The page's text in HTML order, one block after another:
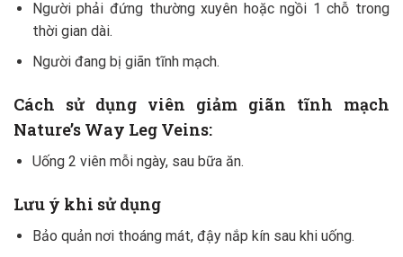
Người phải đứng thường xuyên hoặc ngồi 1 chỗ trong
thời gian dài.
Người đang bị giãn tĩnh mạch.
Cách sử dụng viên giảm giãn tĩnh mạch
Nature’s Way Leg Veins:
Uống 2 viên mỗi ngày, sau bữa ăn.
Lưu ý khi sử dụng
Bảo quản nơi thoáng mát, đậy nắp kín sau khi uống.